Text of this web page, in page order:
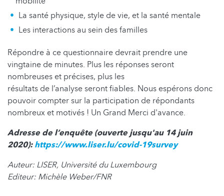
La santé physique, style de vie, et la santé mentale
Les interactions au sein des familles
Répondre à ce questionnaire devrait prendre une
vingtaine de minutes. Plus les réponses seront
nombreuses et précises, plus les
résultats de l’analyse seront fiables. Nous espérons donc
pouvoir compter sur la participation de répondants
nombreux et motivés ! Un Grand Merci d'avance.
Adresse de l’enquête (ouverte jusqu'au 14 juin
2020):https://www.liser.lu/covid-19survey
Auteur: LISER, Université du Luxembourg
Editeur: Michèle Weber/FNR